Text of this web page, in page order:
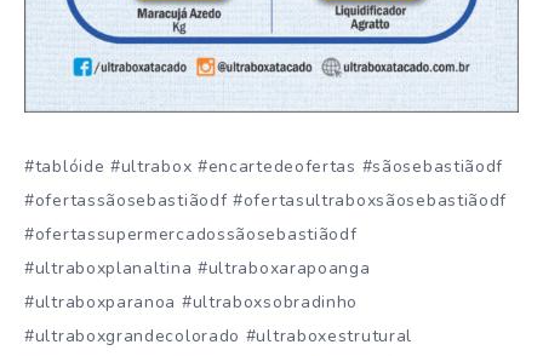
#tablóide #ultrabox #encartedeofertas #sãosebastiãodf
#ofertassãosebastiãodf #ofertasultraboxsãosebastiãodf
#ofertassupermercadossãosebastiãodf
#ultraboxplanaltina #ultraboxarapoanga
#ultraboxparanoa #ultraboxsobradinho
#ultraboxgrandecolorado #ultraboxestrutural